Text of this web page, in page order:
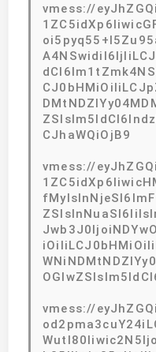
vmess://
CJhaWQiOjB9
vmess://
vmess://